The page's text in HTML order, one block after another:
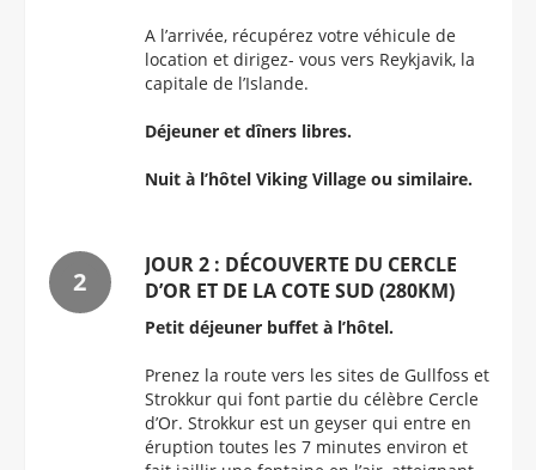
A l’arrivée, récupérez votre véhicule de
location et dirigez- vous vers Reykjavik, la
capitale de l’Islande.
Déjeuner et dîners libres.
Nuit à l’hôtel Viking Village ou similaire.
JOUR 2 : DÉCOUVERTE DU CERCLE
D’OR ET DE LA COTE SUD (280KM)
Petit déjeuner buffet à l’hôtel.
Prenez la route vers les sites de Gullfoss et
Strokkur qui font partie du célèbre Cercle
d’Or. Strokkur est un geyser qui entre en
éruption toutes les 7 minutes environ et